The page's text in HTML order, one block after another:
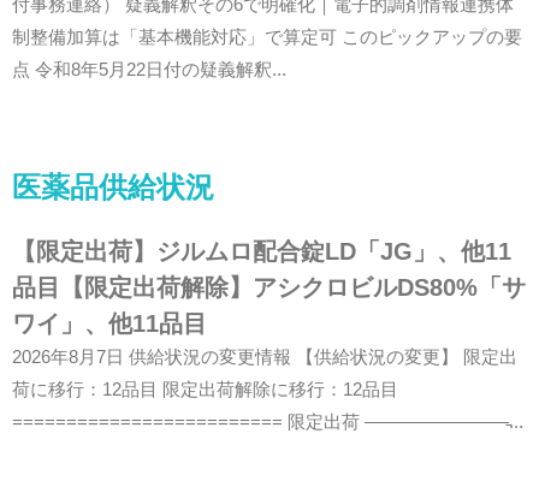
付事務連絡） 疑義解釈その6で明確化｜電子的調剤情報連携体
制整備加算は「基本機能対応」で算定可 このピックアップの要
点 令和8年5月22日付の疑義解釈...
医薬品供給状況
【限定出荷】ジルムロ配合錠LD「JG」、他11
品目【限定出荷解除】アシクロビルDS80%「サ
ワイ」、他11品目
2026年8月7日 供給状況の変更情報 【供給状況の変更】 限定出
荷に移行：12品目 限定出荷解除に移行：12品目
========================= 限定出荷 ————————̵...